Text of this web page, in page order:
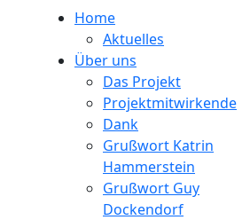
Home
Aktuelles
Über uns
Das Projekt
Projektmitwirkende
Dank
Grußwort Katrin
Hammerstein
Grußwort Guy
Dockendorf